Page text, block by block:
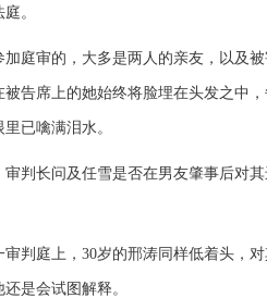
。
审的，大多是两人的亲友，以及被
被告席上的她始终将脸埋在头发之中
已噙满泪水。
长问及任雪是否在男友肇事后对其
庭上，30岁的邢涛同样低着头，对
是会试图解释。